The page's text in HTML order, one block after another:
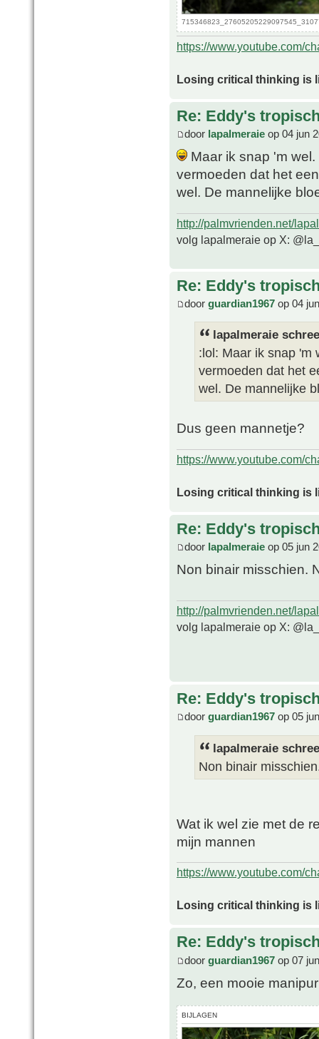
https://www.youtube.com/
Losing critical thinking is
Re: Eddy's
door lapalmeraie op 04 jun
Maar ik snap 'm
vermoeden dat het
wel. De mannelijke
http://palmvrienden.net/
volg lapalmeraie op X:
Re: Eddy's
door guardian1967 op 04
lapalmeraie
:lol: Maar ik snap 'm
vermoeden dat het
wel. De mannelijke
Dus geen mannetje?
https://www.youtube.com/
Losing critical thinking is
Re: Eddy's
door lapalmeraie op 05 jun
Non binair misschien.
http://palmvrienden.net/
volg lapalmeraie op X:
Re: Eddy's
door guardian1967 op 05
lapalmeraie
Non binair
Wat ik wel zie met de
mijn mannen
https://www.youtube.com/
Losing critical thinking is
Re: Eddy's
door guardian1967 op 07
Zo, een mooie
BIJLAGEN